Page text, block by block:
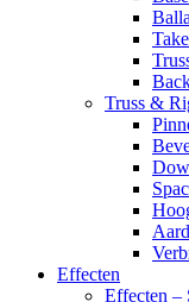
Truss &
Effecten
Effecten –